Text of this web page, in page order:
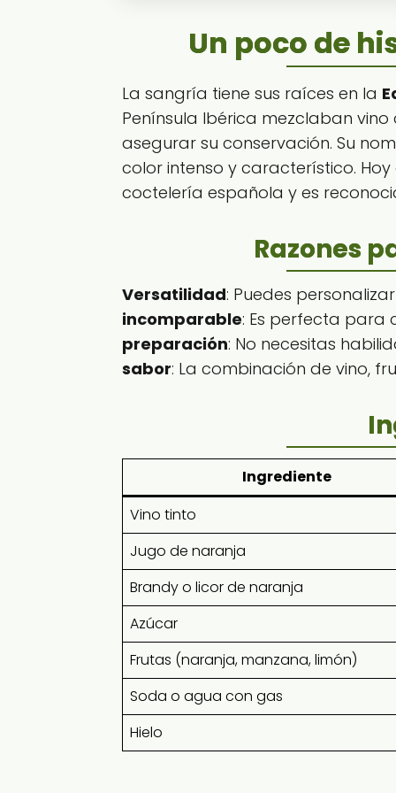
Un poco de
La sangría tiene sus raíces en la
Península Ibérica mezclaban
asegurar su conservación. Su
color intenso y característico.
coctelería española y es
Razones
Versatilidad: Puedes
incomparable: Es perfecta para
preparación: No necesitas
sabor: La combinación de vino,
Ingrediente
Vino tinto
Jugo de naranja
Brandy o licor de naranja
Azúcar
Frutas (naranja, manzana, limón)
Soda o agua con gas
Hielo